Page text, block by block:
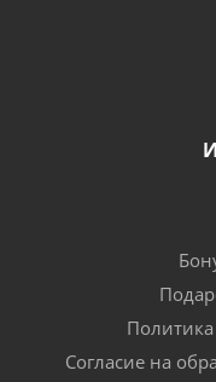
Согласие на